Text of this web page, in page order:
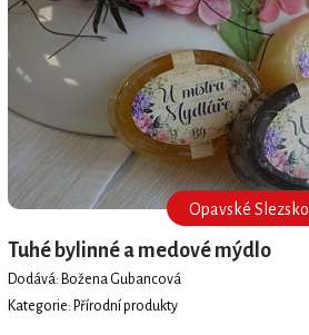
Opavské Slezsko
Tuhé bylinné a medové mýdlo
Dodává: Božena Gubancová
Kategorie: Přírodní produkty